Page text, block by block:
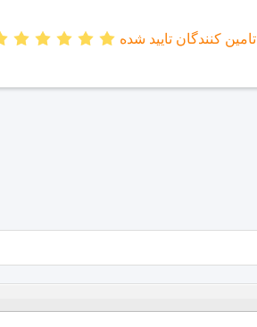
تامین کنندگان تایید شده